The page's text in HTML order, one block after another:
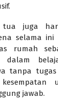
juga
selama ini
rumah
dalam
tanpa
jawab.